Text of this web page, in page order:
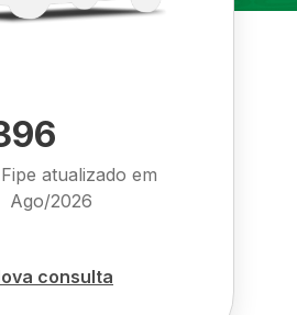
atualizado em
Ago/2026
consulta